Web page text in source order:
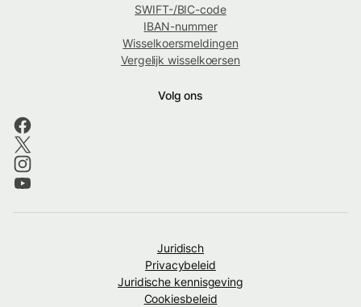
SWIFT-/BIC-code
IBAN-nummer
Wisselkoersmeldingen
Vergelijk wisselkoersen
Volg ons
Juridisch
Privacybeleid
Juridische kennisgeving
Cookiesbeleid